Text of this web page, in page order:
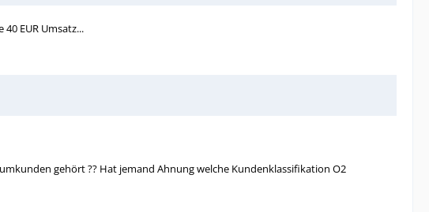
EUR Umsatz...
gehört ?? Hat jemand Ahnung welche Kundenklassifikation O2